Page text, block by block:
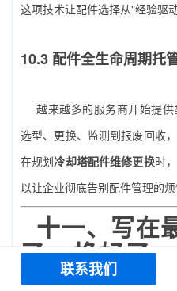
这项技术让配件选择从"经验驱
10.3 配件全生命周期托
越来越多的服务商开始提
选型、更换、监测到报废回收
在规划冷却塔配件维修更换时
以让企业彻底告别配件管理的烦
十一、写在
了、换好了
正"转"起来
联系我们